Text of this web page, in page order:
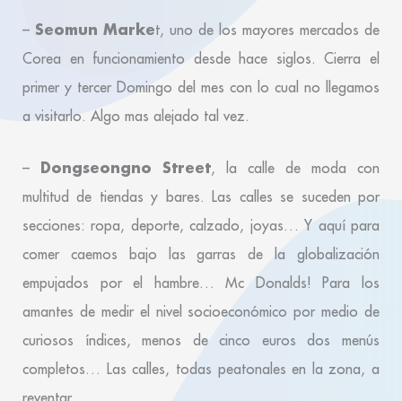
– Seomun Market, uno de los mayores mercados de
Corea en funcionamiento desde hace siglos. Cierra el
primer y tercer Domingo del mes con lo cual no llegamos
a visitarlo. Algo mas alejado tal vez.
– Dongseongno Street, la calle de moda con
multitud de tiendas y bares. Las calles se suceden por
secciones: ropa, deporte, calzado, joyas… Y aquí para
comer caemos bajo las garras de la globalización
empujados por el hambre… Mc Donalds! Para los
amantes de medir el nivel socioeconómico por medio de
curiosos índices, menos de cinco euros dos menús
completos… Las calles, todas peatonales en la zona, a
reventar.